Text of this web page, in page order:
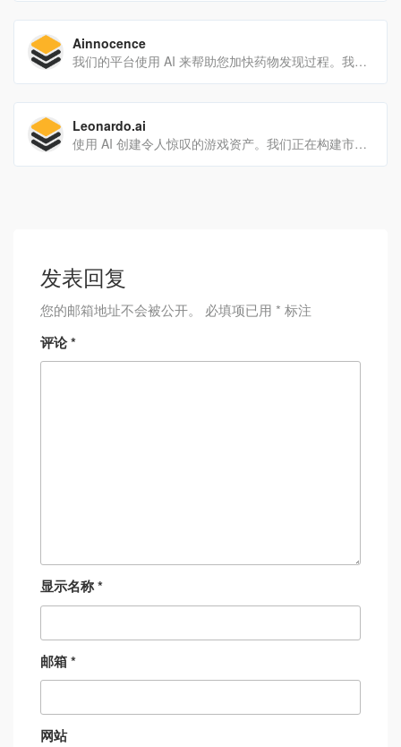
Ainnocence
我们的平台使用 AI 来帮助您加快药物发现过程。我们可以一起做出很大的改变
Leonardo.ai
使用 AI 创建令人惊叹的游戏资产。我们正在构建市场领先的功能，让您更好地控制您的后代
发表回复
您的邮箱地址不会被公开。 必填项已用 * 标注
评论*
显示名称*
邮箱*
网站